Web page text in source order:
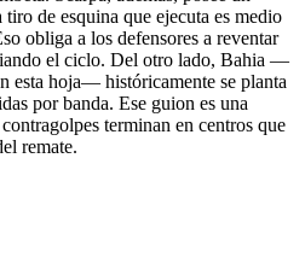
de esquina que ejecuta es medio
obliga a los defensores a reventar
el ciclo. Del otro lado, Bahia —
esta hoja— históricamente se planta
por banda. Ese guion es una
terminan en centros que
remate.